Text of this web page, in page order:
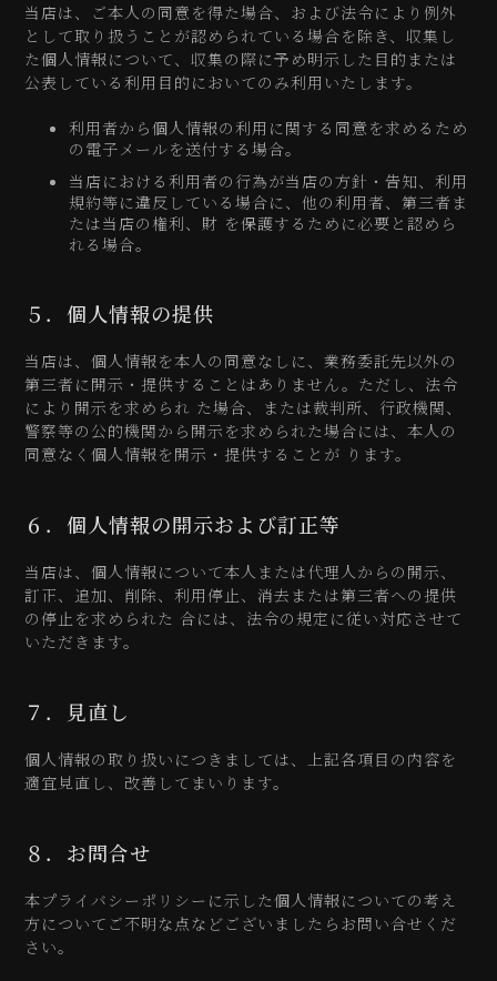
当店は、ご本人の同意を得た場合、および法令により例外
として取り扱うことが認められている場合を除き、収集し
た個人情報について、収集の際に予め明示した目的または
公表している利用目的においてのみ利用いたします。
利用者から個人情報の利用に関する同意を求めるため
の電子メールを送付する場合。
当店における利用者の行為が当店の方針・告知、利用
規約等に違反している場合に、他の利用者、第三者ま
たは当店の権利、財 を保護するために必要と認めら
れる場合。
５．個人情報の提供
当店は、個人情報を本人の同意なしに、業務委託先以外の
第三者に開示・提供することはありません。ただし、法令
により開示を求められ た場合、または裁判所、行政機関、
警察等の公的機関から開示を求められた場合には、本人の
同意なく個人情報を開示・提供することが ります。
６．個人情報の開示および訂正等
当店は、個人情報について本人または代理人からの開示、
訂正、追加、削除、利用停止、消去または第三者への提供
の停止を求められた 合には、法令の規定に従い対応させて
いただきます。
７．見直し
個人情報の取り扱いにつきましては、上記各項目の内容を
適宜見直し、改善してまいります。
８．お問合せ
本プライバシーポリシーに示した個人情報についての考え
方についてご不明な点などございましたらお問い合せくだ
さい。